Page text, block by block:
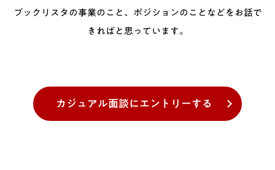
ブックリスタの事業のこと、ポジションのことなどをお話で
きればと思っています。
カジュアル面談にエントリーする